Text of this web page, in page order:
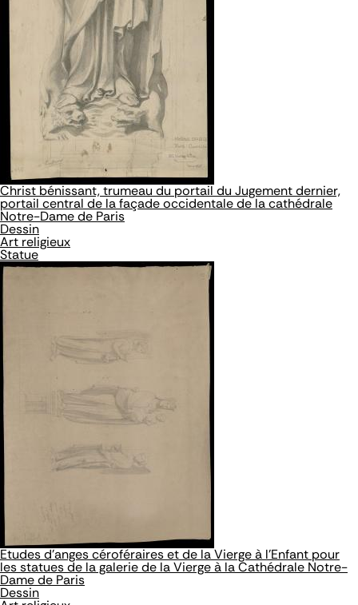
Christ bénissant, trumeau du portail du Jugement dernier,
portail central de la façade occidentale de la cathédrale
Notre-Dame de Paris
Dessin
Art religieux
Statue
Etudes d'anges céroféraires et de la Vierge à l'Enfant pour
les statues de la galerie de la Vierge à la Cathédrale Notre-
Dame de Paris
Dessin